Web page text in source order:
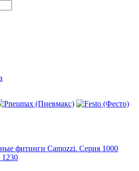
фитинги Camozzi. Серия 1000